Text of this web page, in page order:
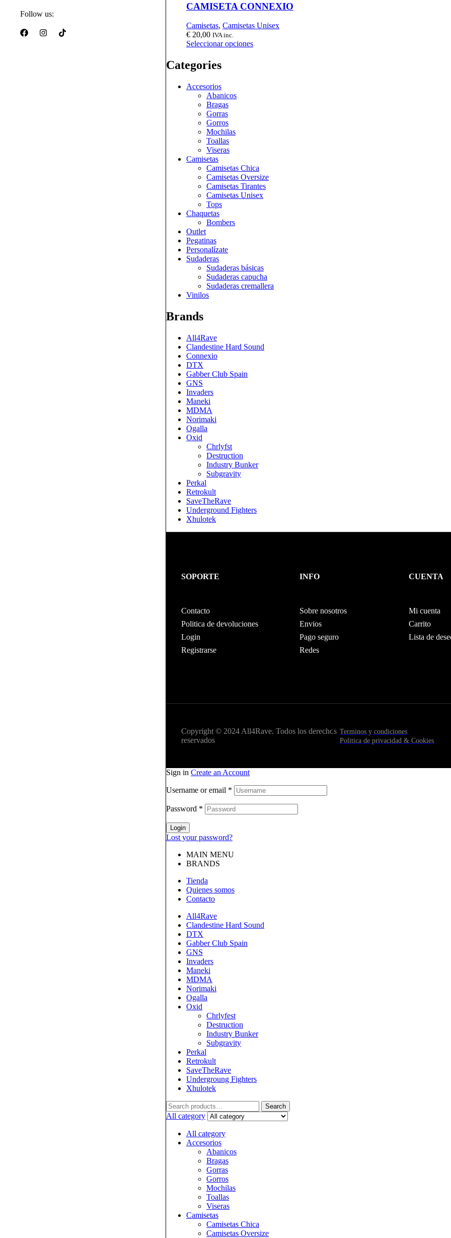
Follow us:
CAMISETA CONNEXIO
Camisetas, Camisetas Unisex
€ 20,00 IVA inc.
Seleccionar opciones
Categories
Accesorios
Abanicos
Bragas
Gorras
Gorros
Mochilas
Toallas
Viseras
Camisetas
Camisetas Chica
Camisetas Oversize
Camisetas Tirantes
Camisetas Unisex
Tops
Chaquetas
Bombers
Outlet
Pegatinas
Personalízate
Sudaderas
Sudaderas básicas
Sudaderas capucha
Sudaderas cremallera
Vinilos
Brands
All4Rave
Clandestine Hard Sound
Connexio
DTX
Gabber Club Spain
GNS
Invaders
Maneki
MDMA
Norimaki
Ogalla
Oxid
Chrlyfst
Destruction
Industry Bunker
Subgravity
Perkal
Retrokult
SaveTheRave
Underground Fighters
Xhulotek
SOPORTE
Contacto
Politica de devoluciones
Login
Registrarse
INFO
Sobre nosotros
Envios
Pago seguro
Redes
CUENTA
Mi cuenta
Carrito
Lista de
Copyright © 2024 All4Rave. Todos los derechos
reservados
Terminos y condiciones
Politica de privacidad & Cookies
Sign in Create an Account
Username or email *
Password *
Login
Lost your password?
MAIN MENU
BRANDS
Tienda
Quienes somos
Contacto
All4Rave
Clandestine Hard Sound
DTX
Gabber Club Spain
GNS
Invaders
Maneki
MDMA
Norimaki
Ogalla
Oxid
Chrlyfest
Destruction
Industry Bunker
Subgravity
Perkal
Retrokult
SaveTheRave
Undergroung Fighters
Xhulotek
Search
All category
All category
Accesorios
Abanicos
Bragas
Gorras
Gorros
Mochilas
Toallas
Viseras
Camisetas
Camisetas Chica
Camisetas Oversize